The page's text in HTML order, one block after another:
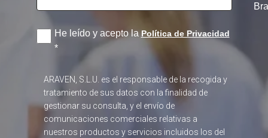
He leído y acepto laPolítica de Privacidad
*
ARAVEN, S.L.U. es el responsable de la recogida y
tratamiento de sus datos con la finalidad de
gestionar su consulta, y el envío de
comunicaciones comerciales relativas a
nuestros productos y servicios incluidos los del